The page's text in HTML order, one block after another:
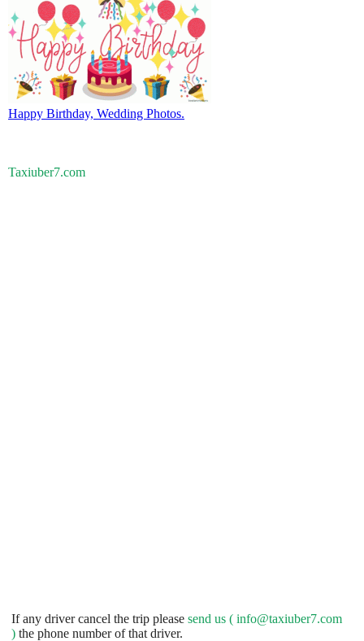
Happy Birthday, Wedding Photos.
Taxiuber7.com
If any driver cancel the trip please send us ( info@taxiuber7.com
) the phone number of that driver.